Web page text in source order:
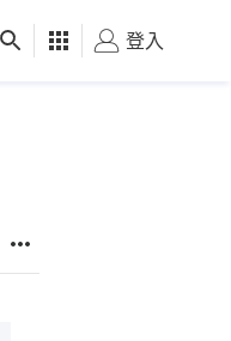
健康 好食玩飛
登入